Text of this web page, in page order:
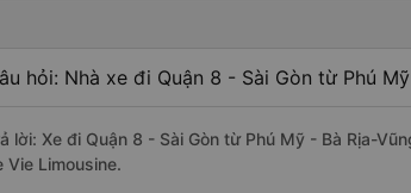
hỏi: Nhà xe đi Quận 8 - Sài Gòn từ Phú
lời: Xe đi Quận 8 - Sài Gòn từ Phú Mỹ - Bà Rịa-
Vie Limousine.